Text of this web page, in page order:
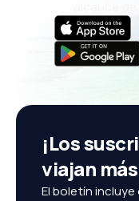
¡Los
viajan
El boletín